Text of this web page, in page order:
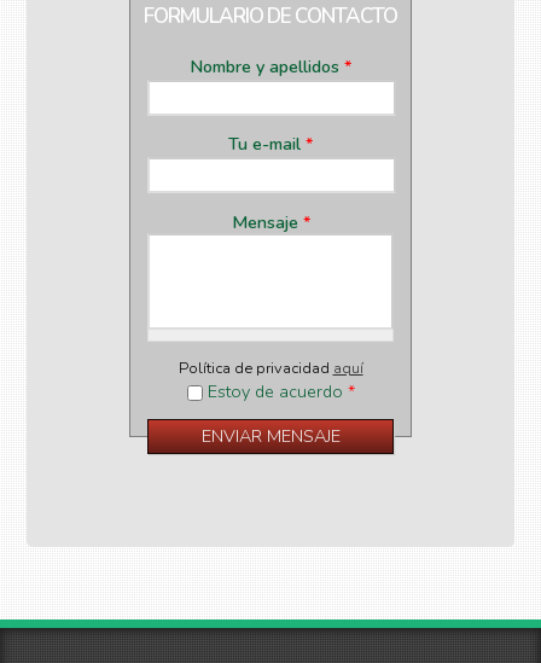
FORMULARIO DE CONTACTO
Nombre y apellidos *
Tu e-mail *
Mensaje *
Política de privacidad aquí
Estoy de acuerdo *